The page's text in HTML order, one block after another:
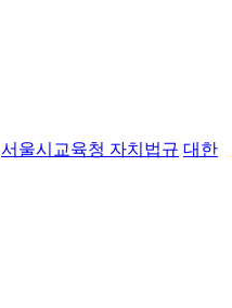
서울시교육청 자치법규 대한